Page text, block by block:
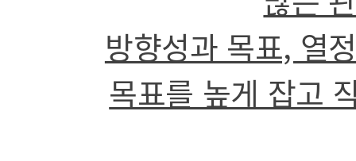
방향성과 목표, 열
목표를 높게 잡고